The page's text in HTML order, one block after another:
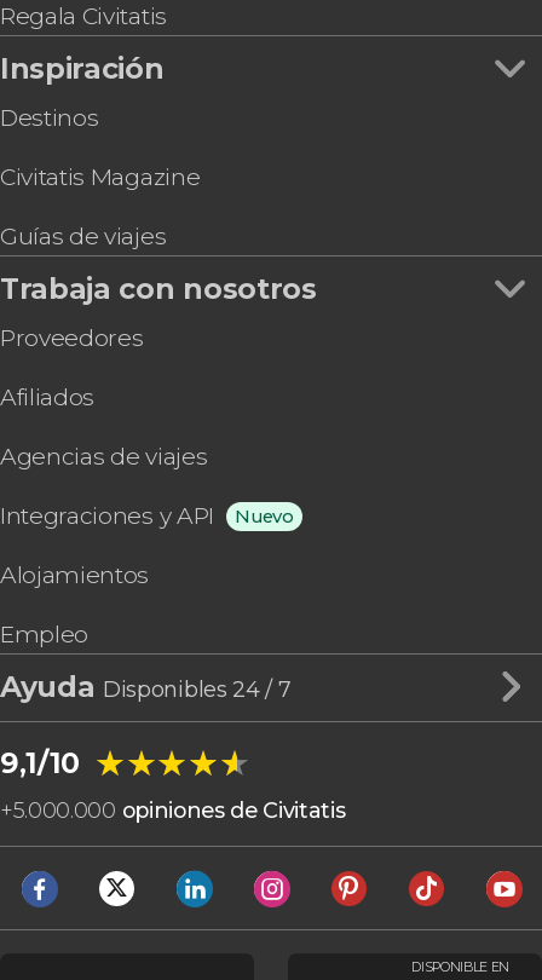
Regala Civitatis
Inspiración
Destinos
Civitatis Magazine
Guías de viajes
Trabaja con nosotros
Proveedores
Afiliados
Agencias de viajes
Integraciones y API Nuevo
Alojamientos
Empleo
Ayuda Disponibles 24 / 7
9,1/10 ★★★★★
★★★★★
+5.000.000 opiniones de Civitatis
DISPONIBLE EN